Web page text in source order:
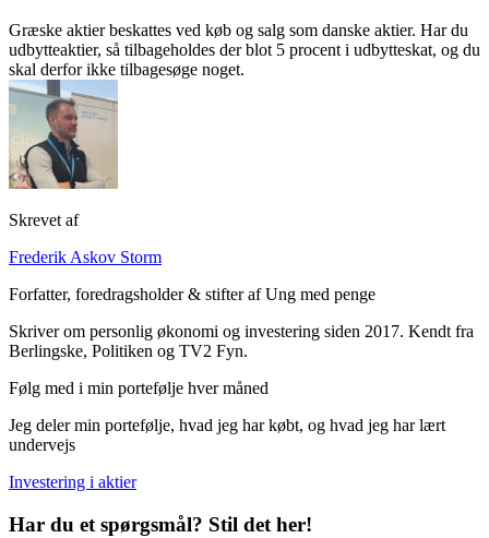
Græske aktier beskattes ved køb og salg som danske aktier. Har du
udbytteaktier, så tilbageholdes der blot 5 procent i udbytteskat, og du
skal derfor ikke tilbagesøge noget.
Skrevet af
Frederik Askov Storm
Forfatter, foredragsholder & stifter af Ung med penge
Skriver om personlig økonomi og investering siden 2017. Kendt fra
Berlingske, Politiken og TV2 Fyn.
Følg med i min portefølje hver måned
Jeg deler min portefølje, hvad jeg har købt, og hvad jeg har lært
undervejs
Investering i aktier
Har du et spørgsmål? Stil det her!